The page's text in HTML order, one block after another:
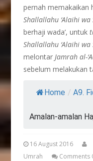
pernah memakaikan
Shallallahu ‘Alaihi wa
berhaji wada’, untuk
Shallallahu ‘Alaihi
melontarJamrah al-
sebelum melakukan
Home / A9.
Amalan-amalan
16 August 2016
Umrah
Comments